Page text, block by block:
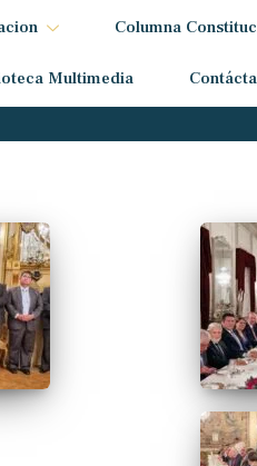
Columna
Multimedia